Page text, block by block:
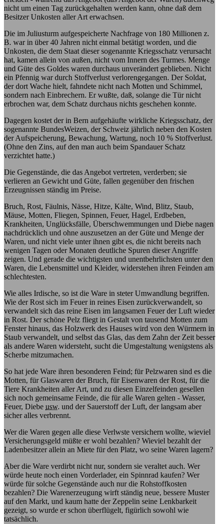
nicht um einen Tag zurückgehalten werden kann, ohne daß dem
Besitzer Unkosten aller Art erwachsen.
Die im Juliusturm aufgespeicherte Nachfrage von 180 Millionen z.
B. war in über 40 Jahren nicht einmal betätigt worden, und die
Unkosten, die dem Staat dieser sogenannte Kriegsschatz verursacht
hat, kamen allein von außen, nicht vom Innern des Turmes. Menge
und Güte des Goldes waren durchaus unverändert geblieben. Nicht
ein Pfennig war durch Stoffverlust verlorengegangen. Der Soldat,
der dort Wache hielt, fahndete nicht nach Motten und Schimmel,
sondern nach Einbrechern. Er wußte, daß, solange die Tür nicht
erbrochen war, dem Schatz durchaus nichts geschehen konnte.
Dagegen kostet der in Bern aufgehäufte wirkliche Kriegsschatz, der
sogenannte BundesWeizen, der Schweiz jährlich neben den Kosten
der Aufspeicherung, Bewachung, Wartung, noch 10 % Stoffverlust.
(Ohne den Zins, auf den man auch beim Spandauer Schatz
verzichtet hatte.)
Die Gegenstände, die das Angebot vertreten, verderben; sie
verlieren an Gewicht und Güte, fallen gegenüber den frischen
Erzeugnissen ständig im Preise.
Bruch, Rost, Fäulnis, Nässe, Hitze, Kälte, Wind, Blitz, Staub,
Mäuse, Motten, Fliegen, Spinnen, Feuer, Hagel, Erdbeben,
Krankheiten, Unglücksfälle, Überschwemmungen und Diebe nagen
nachdrücklich und ohne auszusetzen an der Güte und Menge der
Waren, und nicht viele unter ihnen gibt es, die nicht bereits nach
wenigen Tagen oder Monaten deutliche Spuren dieser Angriffe
zeigen. Und gerade die wichtigsten und unentbehrlichsten unter den
Waren, die Lebensmittel und Kleider, widerstehen ihren Feinden am
schlechtesten.
Wie alles Irdische, so ist die Ware in steter Umwandlung begriffen.
Wie der Rost sich im Feuer in reines Eisen zurückverwandelt, so
verwandelt sich das reine Eisen im langsamen Feuer der Luft wieder
in Rost. Der schöne Pelz fliegt in Gestalt von tausend Motten zum
Fenster hinaus, das Holzwerk des Hauses wird von den Würmern in
Staub verwandelt, und selbst das Glas, das dem Zahn der Zeit besser
als andere Waren widersteht, sucht die Umgestaltung wenigstens als
Scherbe mitzumachen.
So hat jede Ware ihren besonderen Feind; für Pelzwaren sind es die
Motten, für Glaswaren der Bruch, für Eisenwaren der Rost, für die
Tiere Krankheiten aller Art, und zu diesen Einzelfeinden gesellen
sich noch gemeinsame Feinde, die für alle Waren gelten - Wasser,
Feuer, Diebe usw. und der Sauerstoff der Luft, der langsam aber
sicher alles verbrennt.
Wer die Waren gegen alle diese Verlwste versichern wollte, wieviel
Versicherungsgeld müßte er wohl bezahlen? Wieviel bezahlt der
Ladenbesitzer allein an Miete für den Platz, wo seine Waren lagern?
Aber die Ware verdirbt nicht nur, sondern sie veraltet auch. Wer
würde heute noch einen Vorderlader, ein Spinnrad kaufen? Wer
würde für solche Gegenstände auch nur die Rohstoffkosten
bezahlen? Die Warenerzeugung wirft ständig neue, bessere Muster
auf den Markt, und kaum hatte der Zeppelin seine Lenkbarkeit
gezeigt, so wurde er schon überflügelt, figürlich sowohl wie
tatsächlich.